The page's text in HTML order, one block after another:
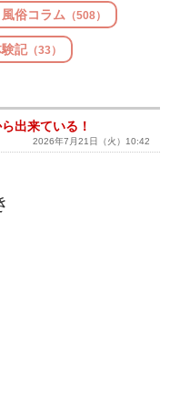
風俗コラム （508）
記（33）
出来ている！
2026年7月21日（火）10:42